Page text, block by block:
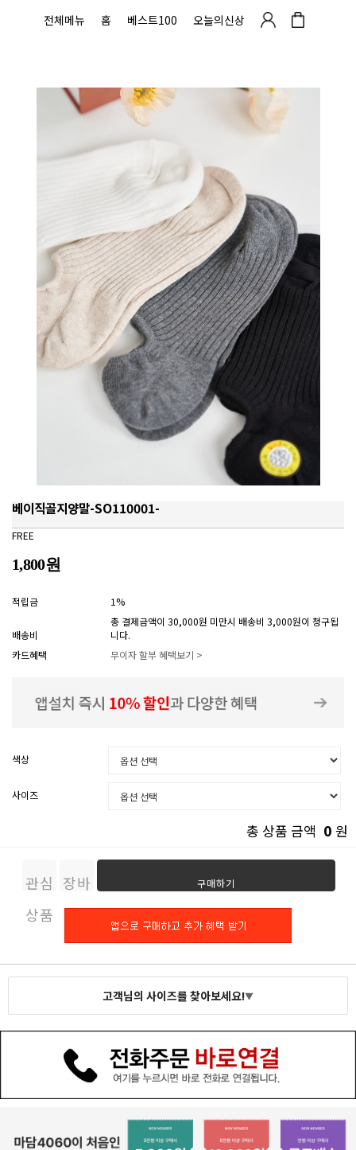
전체메뉴 홈 베스트100 오늘의신상
베이직골지양말-SO110001-
FREE
1,800원
적립금 1%
배송비
총 결제금액이 30,000원 미만시 배송비 3,000원이 청구됩
니다.
카드혜택
무이자 할부 혜택보기 >
색상
사이즈
총 상품 금액 0 원
관심
상품
장바
구니
구매하기
고객님의 사이즈를 찾아보세요!▼